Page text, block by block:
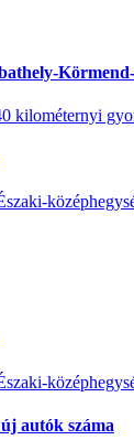
kilométernyi
autók száma